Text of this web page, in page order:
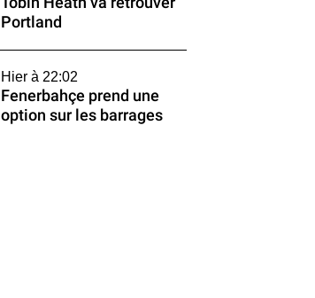
Portland
Hier à 22:02
Fenerbahçe prend une
option sur les barrages